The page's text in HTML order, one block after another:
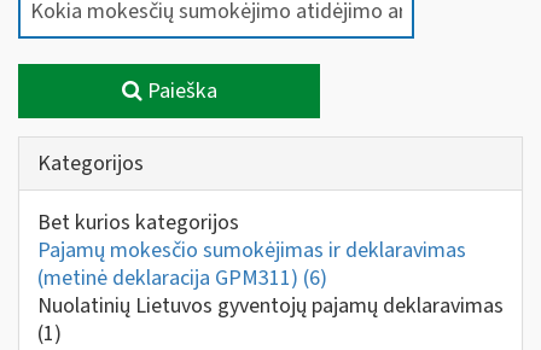
Paieška
Kategorijos
Bet kurios kategorijos
Pajamų mokesčio sumokėjimas ir deklaravimas
(metinė deklaracija GPM311) (6)
Nuolatinių Lietuvos gyventojų pajamų deklaravimas
(1)